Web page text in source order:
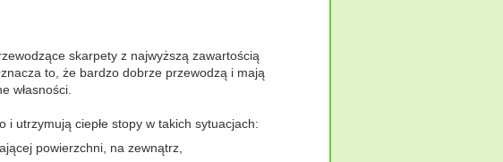
skarpety z najwyższą zawartością
to, że bardzo dobrze przewodzą i mają
własności.
i utrzymują ciepłe stopy w takich sytuacjach:
powierzchni, na zewnątrz,